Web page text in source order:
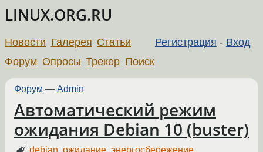
LINUX.ORG.RU
Регистрация - Вход
Новости Галерея Статьи
Форум Опросы Трекер Поиск
Форум — Admin
Автоматический режим
ожидания Debian 10 (buster)